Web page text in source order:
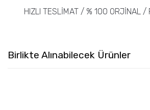
HIZLI TESLİMAT / % 100 ORJİNAL /
Birlikte Alınabilecek Ürünler